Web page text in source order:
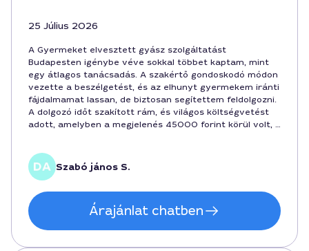
25 Július 2026
A Gyermeket elvesztett gyász szolgáltatást
Budapesten igénybe véve sokkal többet kaptam, mint
egy átlagos tanácsadás. A szakértő gondoskodó módon
vezette a beszélgetést, és az elhunyt gyermekem iránti
fájdalmamat lassan, de biztosan segítettem feldolgozni.
A dolgozó időt szakított rám, és világos költségvetést
adott, amelyben a megjelenés 45000 forint körül volt, a
Budapest közepén található irodában éreztem magam
biztonságban.
Szabó jános S.
Árajánlat chatben